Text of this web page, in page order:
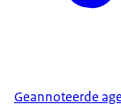
Geannoteerde